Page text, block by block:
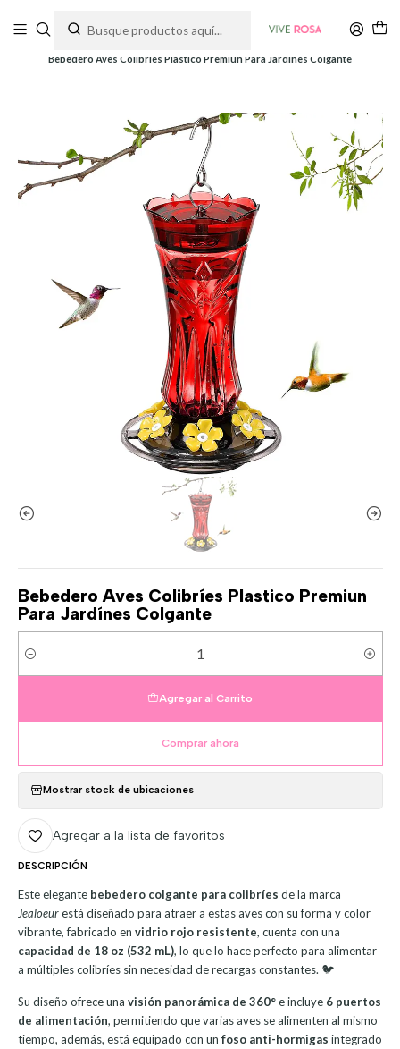
Bebedero Aves Colibríes Plastico Premiun Para Jardínes Colgante
Bebedero Aves Colibríes Plastico Premiun
Para Jardínes Colgante
Cantidad
Agregar al Carrito
Comprar ahora
Mostrar stock de ubicaciones
Agregar a la lista de favoritos
DESCRIPCIÓN
Este elegante bebedero colgante para colibríes de la marca
Jealoeurestá diseñado para atraer a estas aves con su forma y color
vibrante, fabricado en vidrio rojo resistente, cuenta con una
capacidad de 18 oz (532 mL), lo que lo hace perfecto para alimentar
a múltiples colibríes sin necesidad de recargas constantes. 🐦
Su diseño ofrece una visión panorámica de 360°e incluye 6 puertos
de alimentación, permitiendo que varias aves se alimenten al mismo
tiempo, además, está equipado con un foso anti-hormigas integrado